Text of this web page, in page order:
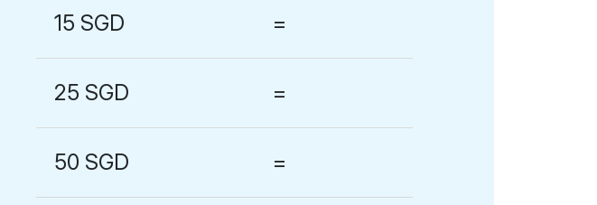
15 SGD =
25 SGD =
50 SGD =